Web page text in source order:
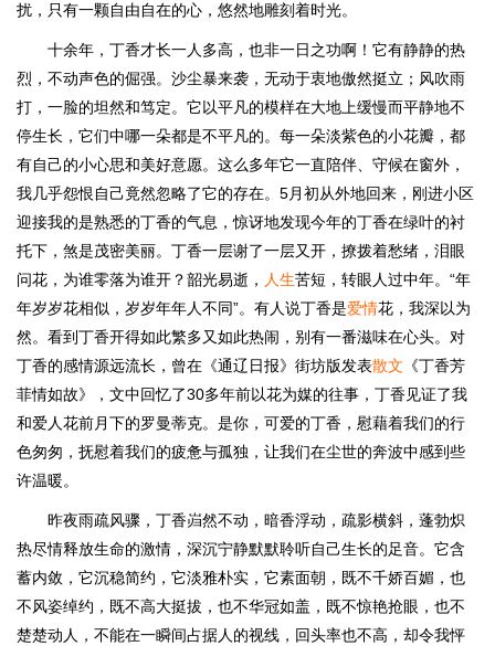
扰，只有一颗自由自在的心，悠然地雕刻着时光。
十余年，丁香才长一人多高，也非一日之功啊！它有静静的热
烈，不动声色的倔强。沙尘暴来袭，无动于衷地傲然挺立；风吹雨
打，一脸的坦然和笃定。它以平凡的模样在大地上缓慢而平静地不
停生长，它们中哪一朵都是不平凡的。每一朵淡紫色的小花瓣，都
有自己的小心思和美好意愿。这么多年它一直陪伴、守候在窗外，
我几乎怨恨自己竟然忽略了它的存在。5月初从外地回来，刚进小区
迎接我的是熟悉的丁香的气息，惊讶地发现今年的丁香在绿叶的衬
托下，煞是茂密美丽。丁香一层谢了一层又开，撩拨着愁绪，泪眼
问花，为谁零落为谁开？韶光易逝， 人生苦短，转眼人过中年。“年
年岁岁花相似，岁岁年年人不同”。有人说丁香是爱情花，我深以为
然。看到丁香开得如此繁多又如此热闹，别有一番滋味在心头。对
丁香的感情源远流长，曾在《通辽日报》街坊版发表散文 《丁香芳
菲情如故》，文中回忆了30多年前以花为媒的往事，丁香见证了我
和爱人花前月下的罗曼蒂克。是你，可爱的丁香，慰藉着我们的行
色匆匆，抚慰着我们的疲惫与孤独，让我们在尘世的奔波中感到些
许温暖。
昨夜雨疏风骤，丁香岿然不动，暗香浮动，疏影横斜，蓬勃炽
热尽情释放生命的激情，深沉宁静默默聆听自己生长的足音。它含
蓄内敛，它沉稳简约，它淡雅朴实，它素面朝，既不千娇百媚，也
不风姿绰约，既不高大挺拔，也不华冠如盖，既不惊艳抢眼，也不
楚楚动人，不能在一瞬间占据人的视线，回头率也不高，却令我怦